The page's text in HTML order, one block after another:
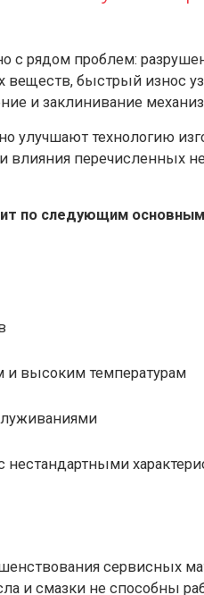
с рядом проблем:
веществ, быстрый износ
и заклинивание
улучшают технологию
влияния перечисленных
по следующим основным
и высоким температурам
нестандартными
сервисных
и смазки не способны